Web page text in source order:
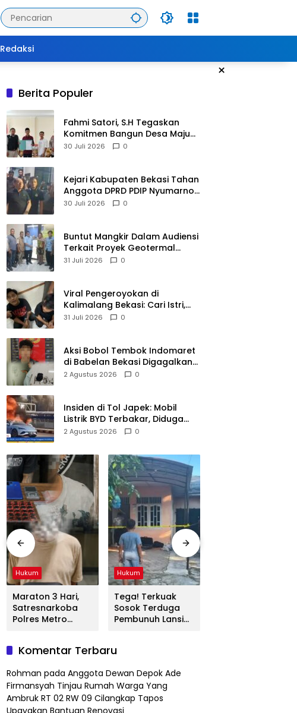
Redaksi
×
Berita Populer
Fahmi Satori, S.H Tegaskan
Komitmen Bangun Desa Maju
Dengan Pelayanan Publik Yang
30 Juli 2026 0
Kejari Kabupaten Bekasi Tahan
Anggota DPRD PDIP Nyumarno
dan 2 Rekannya Terkait Kasus
30 Juli 2026 0
Buntut Mangkir Dalam Audiensi
Terkait Proyek Geotermal
Tampomas, Bupati Sumedang
31 Juli 2026 0
Viral Pengeroyokan di
Kalimalang Bekasi: Cari Istri,
Suami Malah Dianiaya
31 Juli 2026 0
Aksi Bobol Tembok Indomaret
di Babelan Bekasi Digagalkan
Satpam dan Warga, Dua
2 Agustus 2026 0
Insiden di Tol Japek: Mobil
Listrik BYD Terbakar, Diduga
Gangguan Korsleting Listrik
2 Agustus 2026 0
Hukum
Maraton 3 Hari,
Satresnarkoba
Polres Metro
Ganja, dan
Hukum
Tega! Terkuak
Sosok Terduga
Pembunuh Lansia
Polisi Tetangga
Komentar Terbaru
Rohman pada Anggota Dewan Depok Ade
Firmansyah Tinjau Rumah Warga Yang
Ambruk RT 02 RW 09 Cilangkap Tapos
Upayakan Bantuan Renovasi